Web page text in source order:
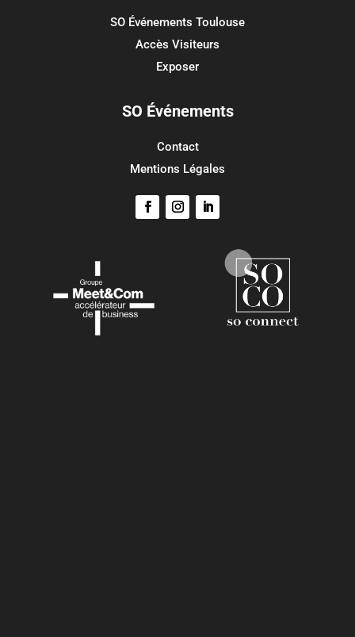
Flux des commentaires
Site de WordPress-FR
SO Événements Toulouse
Accès Visiteurs
Exposer
SO Événements
Contact
Mentions Légales